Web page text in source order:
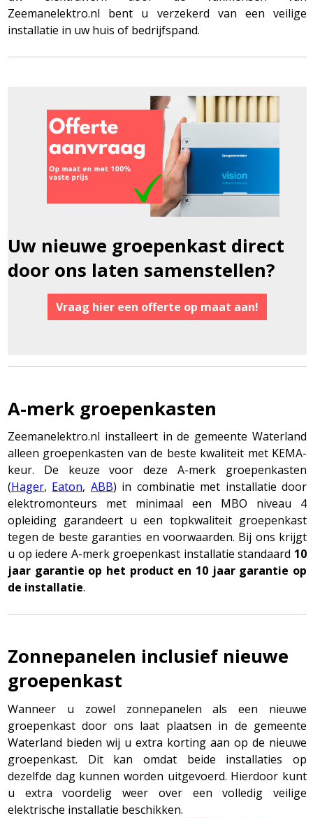
Zeemanelektro.nl bent u verzekerd van een veilige
installatie in uw huis of bedrijfspand.
Uw nieuwe groepenkast direct
door ons laten samenstellen?
Vraag hier een offerte op maat aan!
A-merk groepenkasten
Zeemanelektro.nl installeert in de gemeente Waterland
alleen groepenkasten van de beste kwaliteit met KEMA-
keur. De keuze voor deze A-merk groepenkasten
(Hager, Eaton, ABB) in combinatie met installatie door
elektromonteurs met minimaal een MBO niveau 4
opleiding garandeert u een topkwaliteit groepenkast
tegen de beste garanties en voorwaarden. Bij ons krijgt
u op iedere A-merk groepenkast installatie standaard 10
jaar garantie op het product en 10 jaar garantie op
de installatie.
Zonnepanelen inclusief nieuwe
groepenkast
Wanneer u zowel zonnepanelen als een nieuwe
groepenkast door ons laat plaatsen in de gemeente
Waterland bieden wij u extra korting aan op de nieuwe
groepenkast. Dit kan omdat beide installaties op
dezelfde dag kunnen worden uitgevoerd. Hierdoor kunt
u extra voordelig weer over een volledig veilige
elektrische installatie beschikken.